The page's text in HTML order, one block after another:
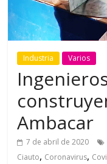
Industria Varios
Ambacar
7 de abril de 2020
Ciauto, Coronavirus,